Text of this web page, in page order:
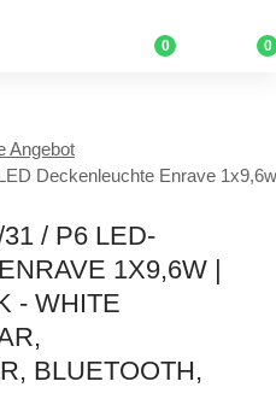
0 0
Angebot
Deckenleuchte Enrave
/ P6 LED-
1X9,6W |
- WHITE
BLUETOOTH,